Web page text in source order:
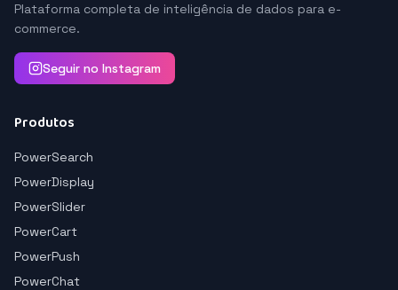
Plataforma completa de inteligência de dados para e-
commerce.
Seguir no Instagram
Produtos
PowerSearch
PowerDisplay
PowerSlider
PowerCart
PowerPush
PowerChat